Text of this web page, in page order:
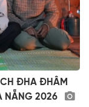
ĐHA ĐHÂM
NẴNG 2026